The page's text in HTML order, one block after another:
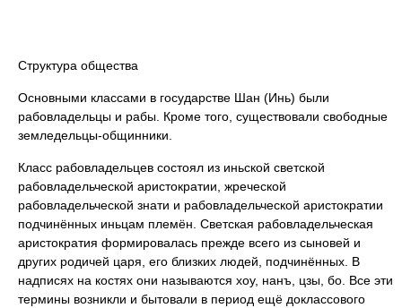
Структура общества
Основными классами в государстве Шан (Инь) были
рабовладельцы и рабы. Кроме того, существовали свободные
земледельцы-общинники.
Класс рабовладельцев состоял из иньской светской
рабовладельческой аристократии, жреческой
рабовладельческой знати и рабовладельческой аристократии
подчинённых иньцам племён. Светская рабовладельческая
аристократия формировалась прежде всего из сыновей и
других родичей царя, его близких людей, подчинённых. В
надписях на костях они называются хоу, нанъ, цзы, бо. Все эти
термины возникли и бытовали в период ещё доклассового